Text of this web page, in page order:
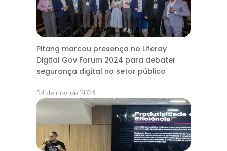
Pitang marcou presença no Liferay
Digital Gov Forum 2024 para debater
segurança digital no setor público
14 de nov. de 2024